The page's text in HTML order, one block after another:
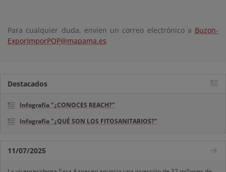
Para cualquier duda, envíen un correo electrónico a Buzon-
ExporImporPQP@mapama.es
Destacados
Infografía "¿CONOCES REACH?"
Infografía "¿QUÉ SON LOS FITOSANITARIOS?"
11/07/2025